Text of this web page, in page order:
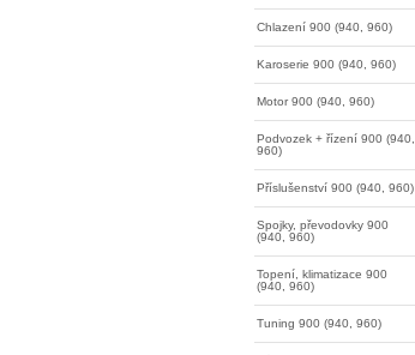
Chlazení 900 (940, 960)
Karoserie 900 (940, 960)
Motor 900 (940, 960)
Podvozek + řízení 900 (940,
960)
Příslušenství 900 (940, 960)
Spojky, převodovky 900
(940, 960)
Topení, klimatizace 900
(940, 960)
Tuning 900 (940, 960)